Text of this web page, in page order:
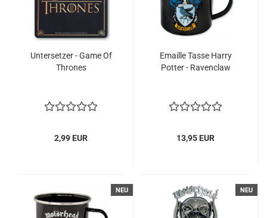
Untersetzer - Game Of
Thrones
2,99 EUR
Emaille Tasse Harry
Potter - Ravenclaw
13,95 EUR
NEU NEU